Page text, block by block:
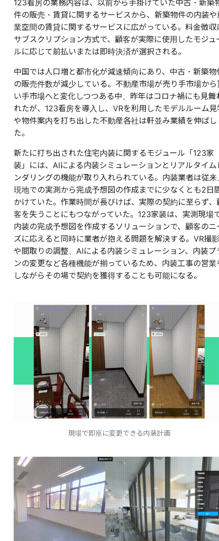
123看房の業務内容は、以前から手掛けていた中古・新築
件の販売・賃貸に関するサービスから、新築物件の内装や
業空間の賃貸に関するサービスに広がっている。料金徴収
サブスクリプション方式で、顧客が実際に使用したモジュ
ルに応じて前払いまたは即時決済が選択される。
中国では人口増と都市化が減速傾向にあり、中古・新築物
の販売件数が減少している。不動産市場が売り手市場から
い手市場へと変化しつつある中、昨年はコロナ禍にも見舞
れたが、123看房を導入し、VRを利用したモデルルーム見
や物件案内を打ち出した不動産各社は軒並み業績を伸ばし
た。
新たに打ち出された住宅内装に関するモジュール「123家
装」には、AIによる内装シミュレーションとリアルタイム
ンダリングの機能が取り入れられている。内装業者は従来
現地での実測から完成予想図の作成までに少なくとも2日
かけていた。作業時間が長びけば、実際の契約に至らず、
客を失うことにもつながっていた。123家装は、実測現場
内装の完成予想図を作成するソリューションで、顧客のニ
ズに応えると同時に業者が抱える問題を解決する。VR撮影
や間取りの調整、AIによる内装シミュレーション、内装プ
ンの変更など各種機能が揃っているため、内装工事の営業
しながらその場で契約を獲得することも可能になる。
現場で即座に変更できる内装計画